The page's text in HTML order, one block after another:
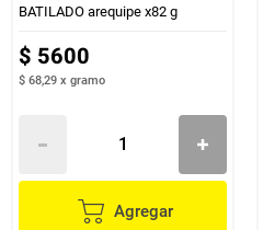
BATILADO arequipe x82 g
$ 5600
$ 68,29 x gramo
Agregar